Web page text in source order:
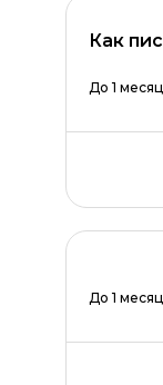
Как
До 1
До 1